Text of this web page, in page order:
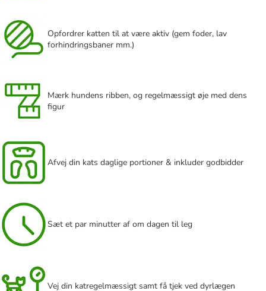
Opfordrer katten til at være aktiv (gem foder, lav
forhindringsbaner mm.)
Mærk hundens ribben, og regelmæssigt øje med dens
figur
Afvej din kats daglige portioner & inkluder godbidder
Sæt et par minutter af om dagen til leg
Vej din katregelmæssigt samt få tjek ved dyrlægen